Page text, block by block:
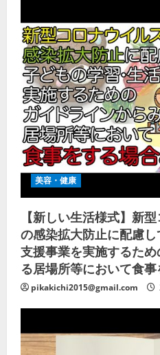
美容・健康
【新しい生活様式】新
の感染拡大防止に配慮
支援事業を実施するた
る居場所等において食
pikakichi2015@gmail.com